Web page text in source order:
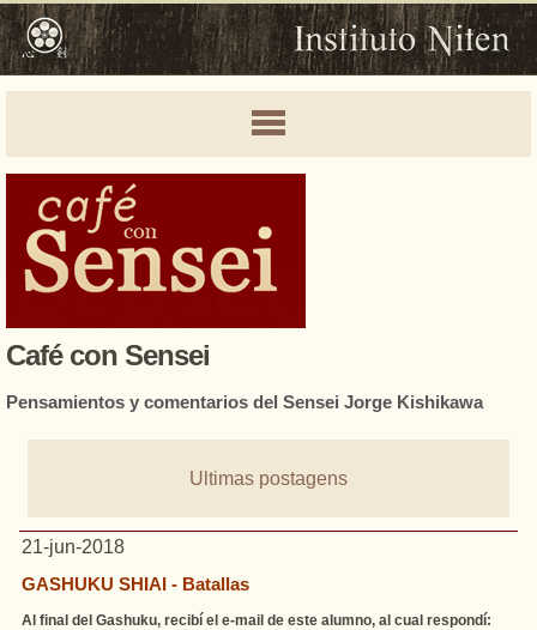
Café con Sensei
Pensamientos y comentarios del Sensei Jorge Kishikawa
Ultimas postagens
21-jun-2018
GASHUKU SHIAI - Batallas
Al final del Gashuku, recibí el e-mail de este alumno, al cual respondí: